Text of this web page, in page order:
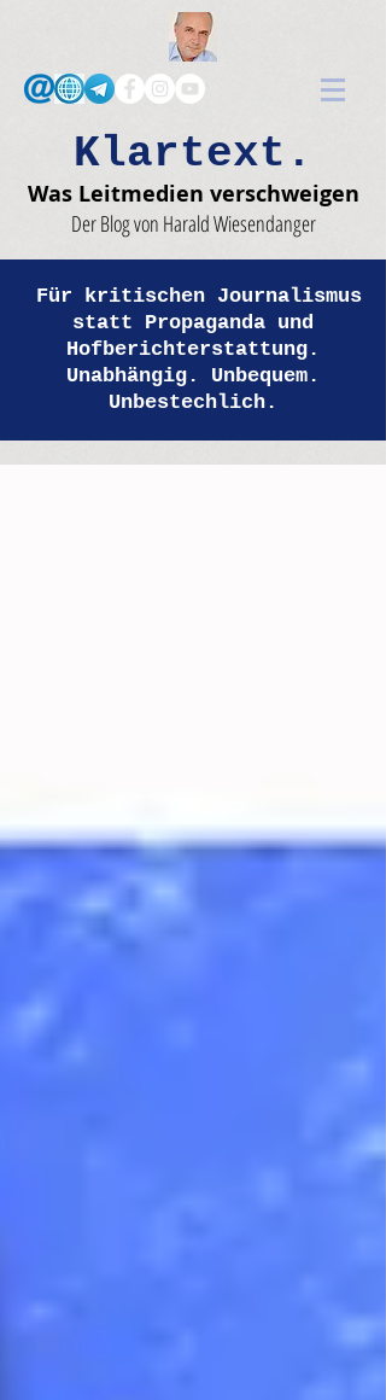
Klartext.
Was Leitmedien verschweigen
Der Blog von Harald Wiesendanger
Für kritischen Journalismus
statt Propaganda und
Hofberichterstattung.
Unabhängig. Unbequem.
Unbestechlich.